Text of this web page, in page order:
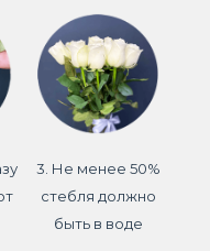
3. Не менее 50%
стебля должно
быть в воде